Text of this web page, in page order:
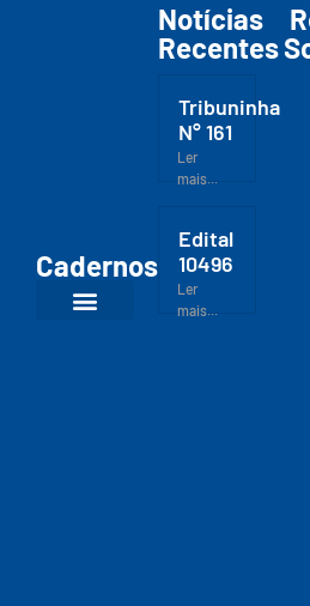
Cadernos
Notícias
Recentes
Tribuninha
N° 161
Ler
mais...
Edital
10496
Ler
mais...